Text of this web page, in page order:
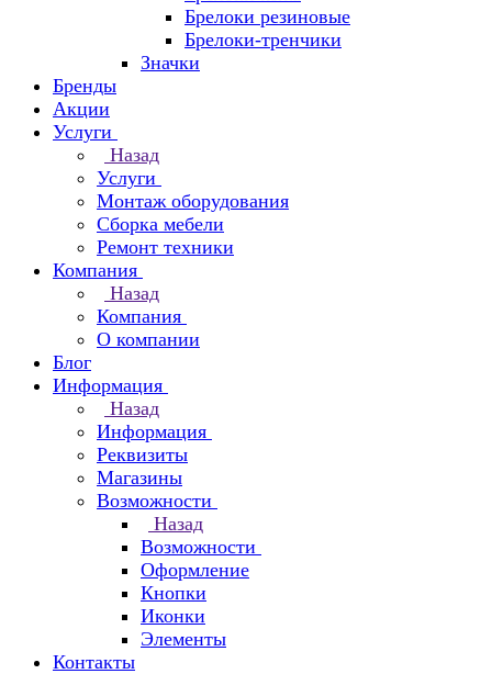
Брелоки резиновые
Брелоки-тренчики
Значки
Бренды
Акции
Услуги
Назад
Услуги
Монтаж оборудования
Сборка мебели
Ремонт техники
Компания
Назад
Компания
О компании
Блог
Информация
Назад
Информация
Реквизиты
Магазины
Возможности
Назад
Возможности
Оформление
Кнопки
Иконки
Элементы
Контакты